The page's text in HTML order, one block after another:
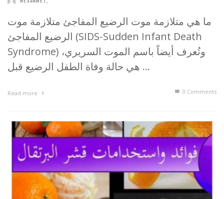
ما هي متلازمة موت الرضيع المفاجئ متلازمة موت
الرضيع المفاجئ (SIDS-Sudden Infant Death
Syndrome) وتُعرف أيضاً باسم الموت السريري،
هي حالة وفاة الطفل الرضيع قبل …
Read more 0 Comments